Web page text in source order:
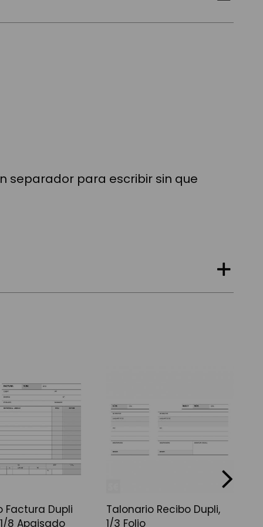
separador para escribir sin que
Factura Dupli
8 Apaisado
Talonario Recibo Dupli,
1/3 Folio